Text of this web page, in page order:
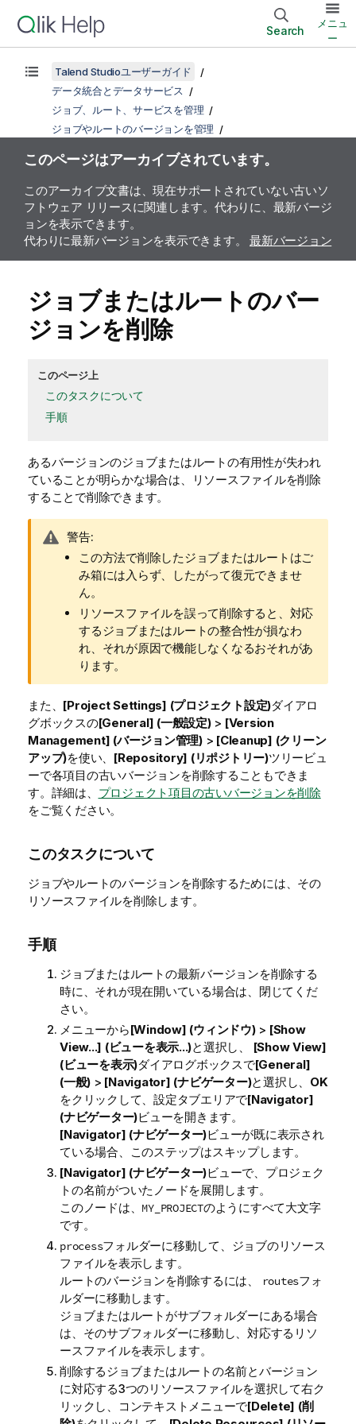
Search
メニュ
ー
Talend Studioユーザーガイド
データ統合とデータサービス
ジョブ、ルート、サービスを管理
ジョブやルートのバージョンを管理
このページはアーカイブされています。
このアーカイブ文書は、現在サポートされていない古いソ
フトウェア リリースに関連します。代わりに、最新バージ
ョンを表示できます。
代わりに最新バージョンを表示できます。 最新バージョン
ジョブまたはルートのバー
ジョンを削除
このページ上
このタスクについて
手順
あるバージョンのジョブまたはルートの有用性が失われ
ていることが明らかな場合は、リソースファイルを削除
することで削除できます。
情
報
警告:
この方法で削除したジョブまたはルートはご
み箱には入らず、したがって復元できませ
ん。
リソースファイルを誤って削除すると、対応
するジョブまたはルートの整合性が損なわ
れ、それが原因で機能しなくなるおそれがあ
ります。
また、 [Project Settings] (プロジェクト設定)ダイアロ
グボックスの[General] (一般設定)> [Version
Management] (バージョン管理)> [Cleanup] (クリーン
アップ)を使い、 [Repository] (リポジトリー)ツリービュ
ーで各項目の古いバージョンを削除することもできま
す。詳細は、 プロジェクト項目の古いバージョンを削除
をご覧ください。
このタスクについて
ジョブやルートのバージョンを削除するためには、その
リソースファイルを削除します。
手順
ジョブまたはルートの最新バージョンを削除する
時に、それが現在開いている場合は、閉じてくだ
さい。
メニューから[Window] (ウィンドウ)> [Show
View...] (ビューを表示...)と選択し、 [Show View]
(ビューを表示)ダイアログボックスで[General]
(一般) > [Navigator] (ナビゲーター)と選択し、 OK
をクリックして、設定タブエリアで[Navigator]
(ナビゲーター)ビューを開きます。
[Navigator] (ナビゲーター)ビューが既に表示され
ている場合、このステップはスキップします。
[Navigator] (ナビゲーター)ビューで、プロジェク
トの名前がついたノードを展開します。
このノードは、 MY_PROJECTのようにすべて大文字
です。
processフォルダーに移動して、ジョブのリソース
ファイルを表示します。
ルートのバージョンを削除するには、
routesフォ
ルダーに移動します。
ジョブまたはルートがサブフォルダーにある場合
は、そのサブフォルダーに移動し、対応するリソ
ースファイルを表示します。
削除するジョブまたはルートの名前とバージョン
に対応する3つのリソースファイルを選択して右ク
リックし、コンテキストメニューで[Delete] (削